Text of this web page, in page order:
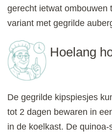
gerecht ietwat ombouwen
variant met gegrilde
Hoelang
De gegrilde kipspiesjes
tot 2 dagen bewaren in
in de koelkast. De